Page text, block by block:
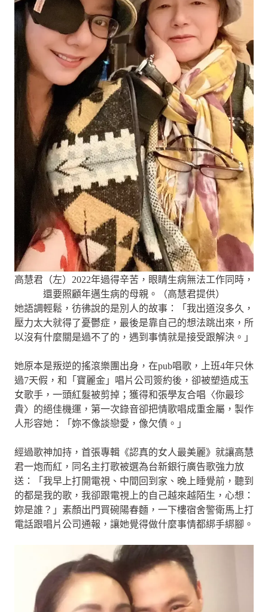
高慧君（左）2022年過得辛苦，眼睛生病無法工作同時，
還要照顧年邁生病的母親。（高慧君提供）
她語調輕鬆，彷彿說的是別人的故事：「我出道沒多久，
壓力太大就得了憂鬱症，最後是靠自己的想法跳出來，所
以沒有什麼關是過不了的，遇到事情就是接受跟解決。」
她原本是叛逆的搖滾樂團出身，在pub唱歌，上班4年只休
過7天假，和「寶麗金」唱片公司簽約後，卻被塑造成玉
女歌手，一頭紅髮被剪掉；獲得和張學友合唱〈你最珍
貴〉的絕佳機運，第一次錄音卻把情歌唱成重金屬，製作
人形容她：「妳不像談戀愛，像欠債。」
經過歌神加持，首張專輯《認真的女人最美麗》就讓高慧
君一炮而紅，同名主打歌被選為台新銀行廣告歌強力放
送：「我早上打開電視、中間回到家、晚上睡覺前，聽到
的都是我的歌，我卻跟電視上的自己越來越陌生，心想：
妳是誰？」素顏出門買碗陽春麵，一下樓宿舍警衛馬上打
電話跟唱片公司通報，讓她覺得做什麼事情都綁手綁腳。